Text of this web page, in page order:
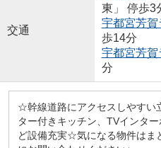
交通
東」 停歩3
宇都宮芳賀
歩14分
宇都宮芳賀
分
☆幹線道路にアクセスしやすい
ター付きキッチン、TVインタ
ど設備充実☆気になる物件はま